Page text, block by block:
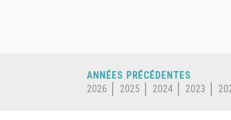
ANNÉES PRÉCÉDENTES
2026
2025 2024 2023